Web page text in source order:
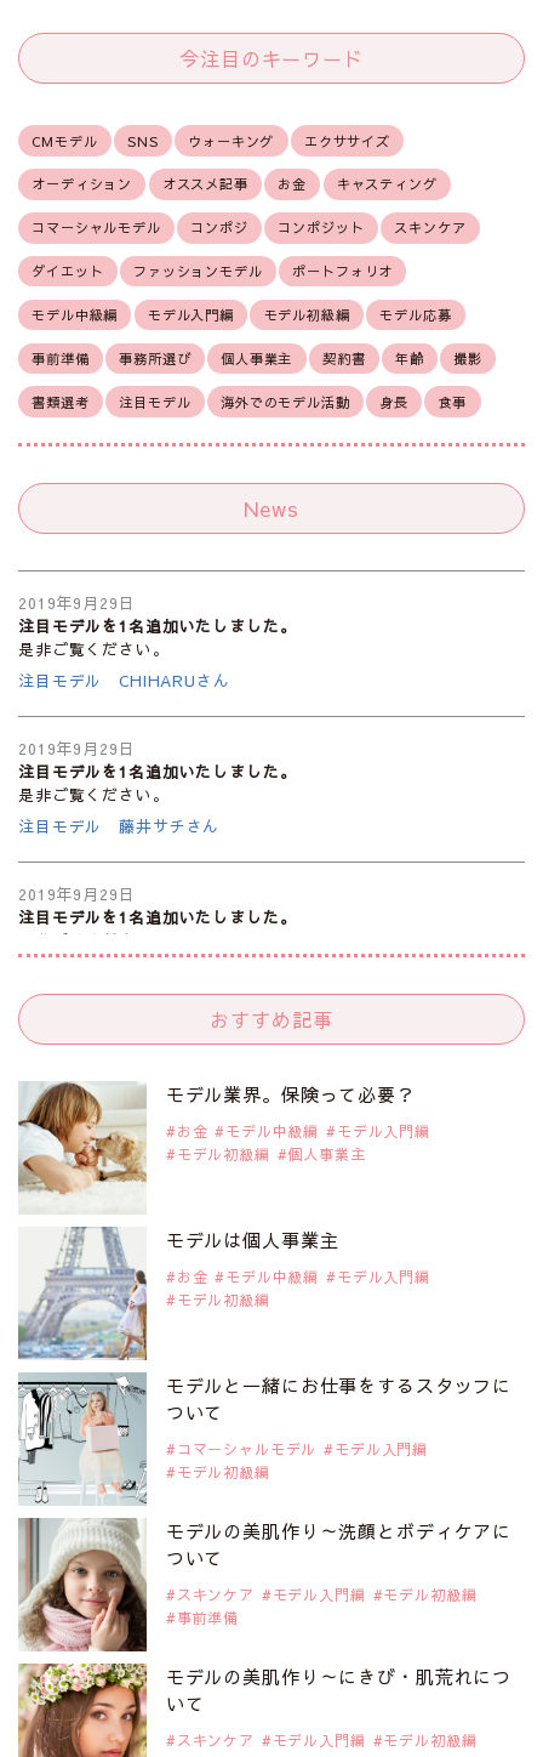
今注目のキーワード
CMモデル SNS ウォーキング エクササイズ
オーディション オススメ記事 お金 キャスティング
コマーシャルモデル コンポジ コンポジット スキンケア
ダイエット ファッションモデル ポートフォリオ
モデル中級編 モデル入門編 モデル初級編 モデル応募
事前準備 事務所選び 個人事業主 契約書 年齢 撮影
書類選考 注目モデル 海外でのモデル活動 身長 食事
News
2019年9月29日
注目モデルを1名追加いたしました。
是非ご覧ください。
注目モデル CHIHARUさん
2019年9月29日
注目モデルを1名追加いたしました。
是非ご覧ください。
注目モデル 藤井サチさん
2019年9月29日
注目モデルを1名追加いたしました。
是非ご覧ください。
2019年9月29日
是非ご覧ください。
注目のアジア系モデル
2019年9月29日
是非ご覧ください。
アジアの注目モデル Rebecca Tan
2019年9月29日
注目モデルを1名追加いたしました。
是非ご覧ください。
注目モデル イーランさん
2019年9月29日
注目モデルを1名追加いたしました。
是非ご覧ください。
注目モデル 谷口蘭さん
2019年9月29日
注目モデルを1名追加いたしました。
是非ご覧ください。
注目モデル カーラ・デルヴィーニュ
おすすめ記事
モデル業界。保険って必要？
お金 モデル中級編
モデル入門編
モデル初級編
個人事業主
モデルは個人事業主
お金 モデル中級編
モデル入門編
モデル初級編
モデルと一緒にお仕事をするスタッフに
ついて
コマーシャルモデル
モデル入門編
モデル初級編
モデルの美肌作り～洗顔とボディケアに
ついて
スキンケア モデル入門編
モデル初級編
事前準備
モデルの美肌作り～にきび・肌荒れにつ
いて
スキンケア モデル入門編
モデル初級編